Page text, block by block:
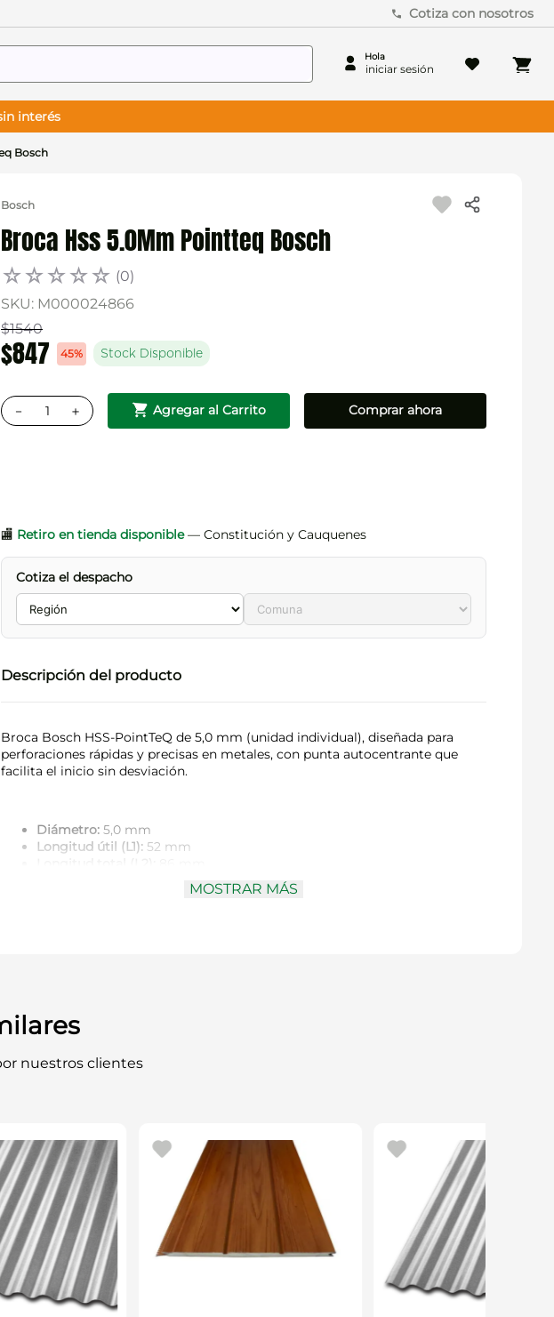
Cotiza con nosotros
interés
Bosch
Bosch
Broca Hss 5.0Mm Pointteq Bosch
☆☆☆☆☆ (0)
SKU: M000024866
$1540
$847 45% Stock Disponible
＋
－ Agregar al Carrito Comprar ahora
🏬 Retiro en tienda disponible— Constitución y Cauquenes
Cotiza el despacho
Descripción del producto
Broca Bosch HSS-PointTeQ de 5,0 mm (unidad individual), diseñada para
perforaciones rápidas y precisas en metales, con punta autocentrante que
facilita el inicio sin desviación.
Diámetro: 5,0 mm
Longitud útil (L1): 52 mm
cilíndrica (diámetro igual al de la broca, compatible con
Código de producto:
MOSTRAR MÁS
nuestros clientes